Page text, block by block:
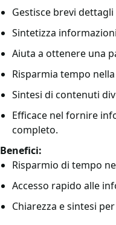
Gestisce brevi
Sintetizza
Aiuta a ottenere una
Risparmia tempo
Sintesi di contenuti
Efficace nel fornire
completo.
Benefici:
Risparmio di tempo
Accesso rapido alle
Chiarezza e sintesi